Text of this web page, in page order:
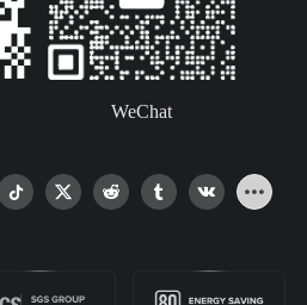
WeChat